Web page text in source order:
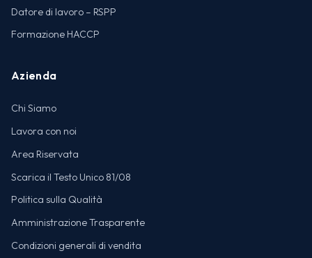
Datore di lavoro – RSPP
Formazione HACCP
Azienda
Chi Siamo
Lavora con noi
Area Riservata
Scarica il Testo Unico 81/08
Politica sulla Qualità
Amministrazione Trasparente
Condizioni generali di vendita